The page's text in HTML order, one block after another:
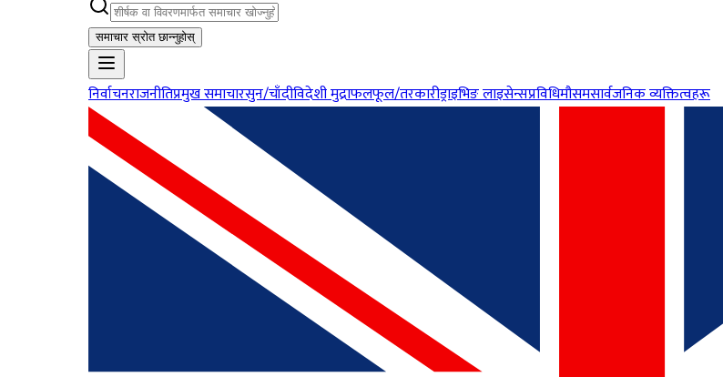
समाचार स्रोत छान्नुहोस्
निर्वाचनराजनीतिप्रमुख समाचारसुन/चाँदीविदेशी मुद्राफलफूल/तरकारीड्राइभिङ लाइसेन्सप्रविधिमौसमसार्वजनिक व्यक्तित्वहरू